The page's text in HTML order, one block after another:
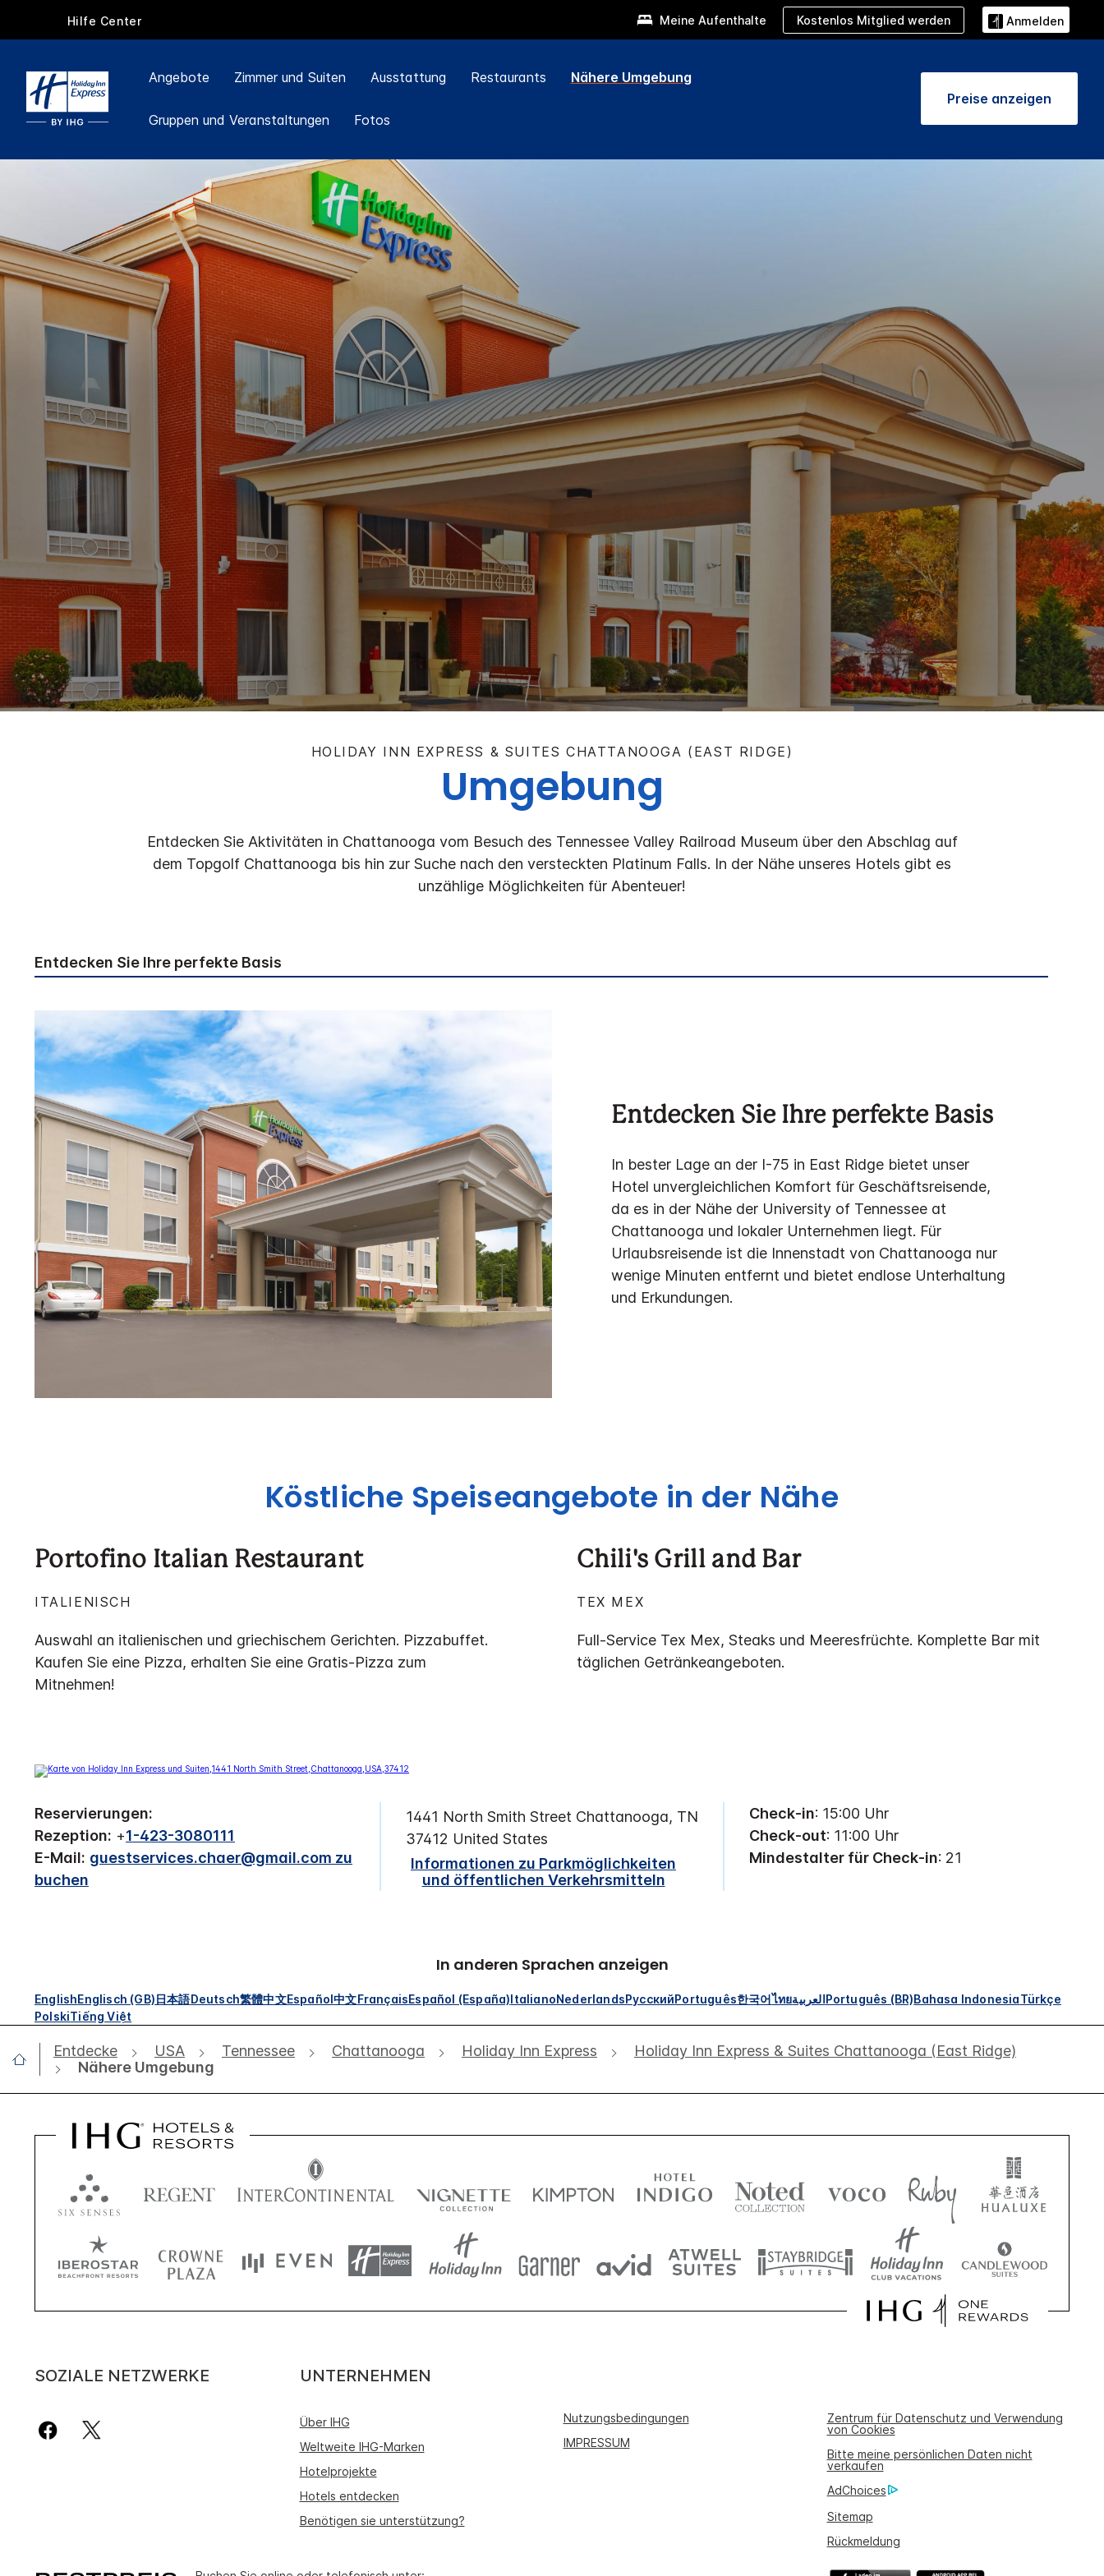
Hilfe Center Meine Aufenthalte Kostenlos Mitglied werden Anmelden
Angebote Zimmer und Suiten Ausstattung Restaurants Nähere Umgebung
Gruppen und Veranstaltungen Fotos
Preise anzeigen
HOLIDAY INN EXPRESS & SUITES CHATTANOOGA (EAST RIDGE)
Umgebung
Entdecken Sie Aktivitäten in Chattanooga vom Besuch des Tennessee Valley Railroad Museum über den Abschlag auf
dem Topgolf Chattanooga bis hin zur Suche nach den versteckten Platinum Falls. In der Nähe unseres Hotels gibt es
unzählige Möglichkeiten für Abenteuer!
Entdecken Sie Ihre perfekte Basis
Entdecken Sie Ihre perfekte Basis
In bester Lage an der I-75 in East Ridge bietet unser
Hotel unvergleichlichen Komfort für Geschäftsreisende,
da es in der Nähe der University of Tennessee at
Chattanooga und lokaler Unternehmen liegt. Für
Urlaubsreisende ist die Innenstadt von Chattanooga nur
wenige Minuten entfernt und bietet endlose Unterhaltung
und Erkundungen.
Köstliche Speiseangebote in der Nähe
Portofino Italian Restaurant
ITALIENISCH
Auswahl an italienischen und griechischem Gerichten. Pizzabuffet.
Kaufen Sie eine Pizza, erhalten Sie eine Gratis-Pizza zum
Mitnehmen!
Chili's Grill and Bar
TEX MEX
Full-Service Tex Mex, Steaks und Meeresfrüchte. Komplette Bar mit
täglichen Getränkeangeboten.
Reservierungen:
Rezeption: +1-423-3080111
E-Mail: guestservices.chaer@gmail.com zu
buchen
1441 North Smith Street Chattanooga, TN
37412 United States
Informationen zu Parkmöglichkeiten
und öffentlichen Verkehrsmitteln
Check-in: 15:00 Uhr
Check-out: 11:00 Uhr
Mindestalter für Check-in: 21
In anderen Sprachen anzeigen
EnglishEnglisch (GB)日本語Deutsch繁體中文Español中文FrançaisEspañol (España)ItalianoNederlandsРусскийPortuguês한국어ไทยالعربيةPortuguês (BR)Bahasa IndonesiaTürkçe
PolskiTiếng Việt
Entdecke USA Tennessee Chattanooga Holiday Inn Express
Holiday Inn Express & Suites Chattanooga (East Ridge)
Nähere Umgebung
SOZIALE NETZWERKE UNTERNEHMEN
Über IHG
Weltweite IHG-Marken
Hotelprojekte
Hotels entdecken
Benötigen sie unterstützung?
Nutzungsbedingungen
IMPRESSUM
Zentrum für Datenschutz und Verwendung
von Cookies
Bitte meine persönlichen Daten nicht
verkaufen
AdChoices
Sitemap
Rückmeldung